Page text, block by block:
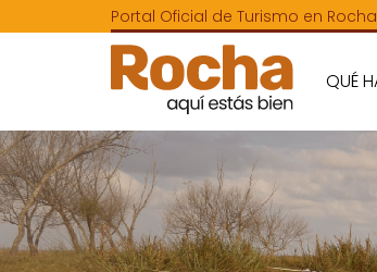
Portal Oficial de Turismo en Rocha
QUÉ